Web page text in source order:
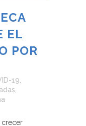
EL
POR
19
crecer